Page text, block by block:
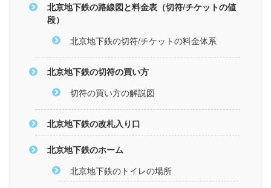
北京地下鉄の路線図と料金表（切符/チケットの値
段）
北京地下鉄の切符/チケットの料金体系
北京地下鉄の切符の買い方
切符の買い方の解説図
北京地下鉄の改札入り口
北京地下鉄のホーム
北京地下鉄のトイレの場所